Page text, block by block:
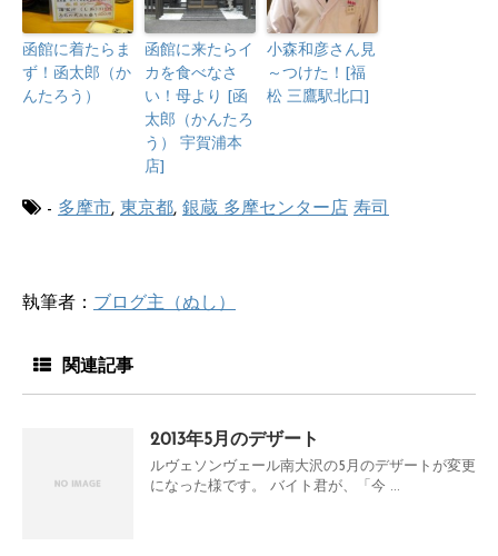
函館に着たらま
ず！函太郎（か
んたろう）
函館に来たらイ
カを食べなさ
い！母より [函
太郎（かんたろ
う） 宇賀浦本
店]
小森和彦さん見
～つけた！[福
松 三鷹駅北口]
- 多摩市, 東京都, 銀蔵 多摩センター店 寿司
執筆者： ブログ主（ぬし）
関連記事
2013年5月のデザート
ルヴェソンヴェール南大沢の5月のデザートが変更
になった様です。 バイト君が、「今 ...